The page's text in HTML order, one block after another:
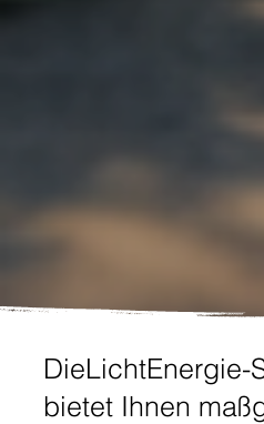
DieLichtEnergie-
bietet Ihnen